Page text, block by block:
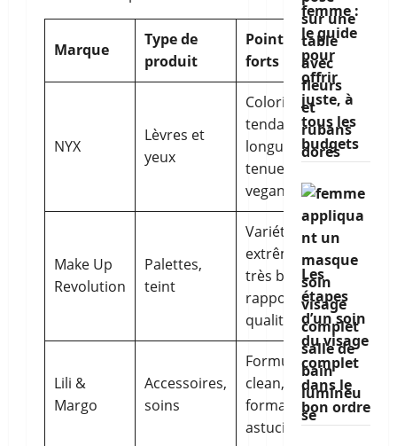
Marque
Type de
produit
Points
forts
NYX
Lèvres et
yeux
Coloris
tendance,
longue
tenue,
vegan
Make Up
Revolution
Palettes,
teint
Variété
extrême,
très bon
rapport
qualité/prix
Lili &
Margo
Accessoires,
soins
Formules
clean,
formats
astucieux
femme :
le guide
pour
offrir
juste, à
tous les
budgets
Les
étapes
d’un soin
du visage
complet
dans le
bon ordre